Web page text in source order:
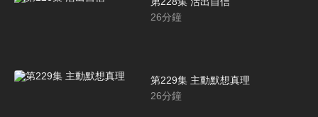
26分鐘
第229集 主動默想真理
26分鐘